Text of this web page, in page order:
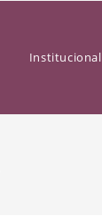
Institucional